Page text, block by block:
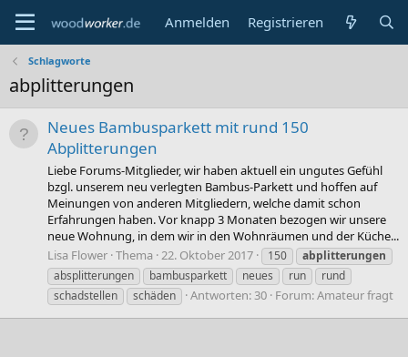
Anmelden Registrieren
Schlagworte
abplitterungen
Neues Bambusparkett mit rund 150
Abplitterungen
Liebe Forums-Mitglieder, wir haben aktuell ein ungutes Gefühl
bzgl. unserem neu verlegten Bambus-Parkett und hoffen auf
Meinungen von anderen Mitgliedern, welche damit schon
Erfahrungen haben. Vor knapp 3 Monaten bezogen wir unsere
neue Wohnung, in dem wir in den Wohnräumen und der Küche...
Lisa Flower Thema 22. Oktober 2017 150
abplitterungen
absplitterungen
bambusparkett neues run
rund
schadstellen
schäden Antworten: 30 Forum:Amateur fragt